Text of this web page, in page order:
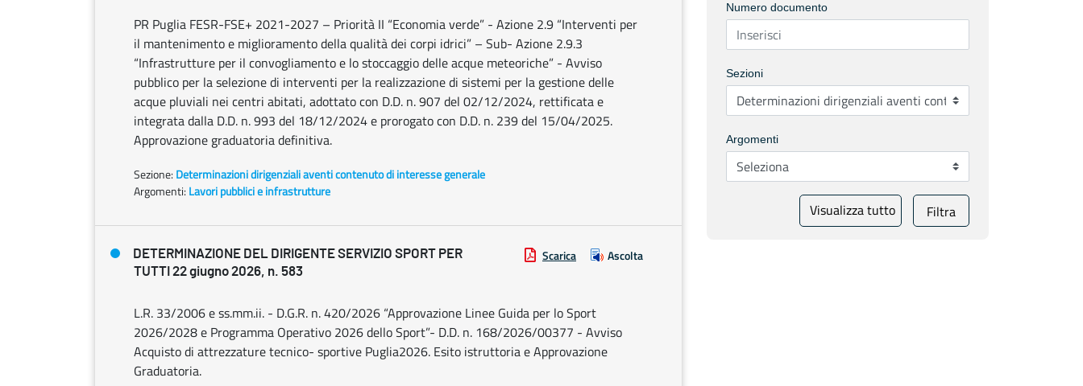
PR Puglia FESR-FSE+ 2021-2027 – Priorità II “Economia verde” - Azione 2.9 “Interventi per
il mantenimento e miglioramento della qualità dei corpi idrici” – Sub- Azione 2.9.3
“Infrastrutture per il convogliamento e lo stoccaggio delle acque meteoriche” - Avviso
pubblico per la selezione di interventi per la realizzazione di sistemi per la gestione delle
acque pluviali nei centri abitati, adottato con D.D. n. 907 del 02/12/2024, rettificata e
integrata dalla D.D. n. 993 del 18/12/2024 e prorogato con D.D. n. 239 del 15/04/2025.
Approvazione graduatoria definitiva.
Sezione: Determinazioni dirigenziali aventi contenuto di interesse generale
Argomenti: Lavori pubblici e infrastrutture
DETERMINAZIONE DEL DIRIGENTE SERVIZIO SPORT PER
TUTTI 22 giugno 2026, n. 583
Scarica Ascolta
L.R. 33/2006 e ss.mm.ii. - D.G.R. n. 420/2026 “Approvazione Linee Guida per lo Sport
2026/2028 e Programma Operativo 2026 dello Sport”- D.D. n. 168/2026/00377 - Avviso
Acquisto di attrezzature tecnico- sportive Puglia2026. Esito istruttoria e Approvazione
Graduatoria.
Numero documento
Sezioni
Argomenti
Visualizza tutto Filtra